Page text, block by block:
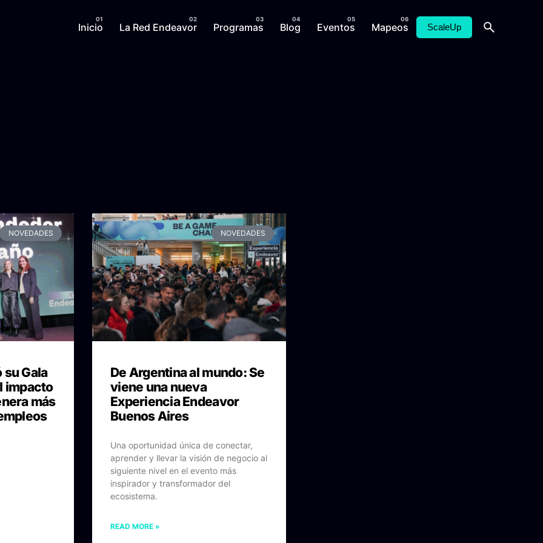
Inicio La Red Endeavor Programas Blog Eventos Mapeos ScaleUp
NOVEDADES
Gala
impacto
más
NOVEDADES
De Argentina al mundo: Se
viene una nueva
Experiencia Endeavor
Buenos Aires
Una oportunidad única de conectar,
aprender y llevar la visión de negocio al
siguiente nivel en el evento más
inspirador y transformador del
ecosistema.
READ MORE »